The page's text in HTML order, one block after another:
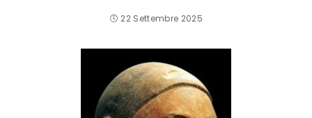
22 Settembre 2025